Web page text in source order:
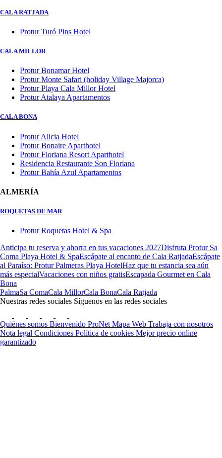
CALA RATJADA
Protur Turó Pins Hotel
CALA MILLOR
Protur Bonamar Hotel
Protur Monte Safari (holiday Village Majorca)
Protur Playa Cala Millor Hotel
Protur Atalaya Apartamentos
CALA BONA
Protur Alicia Hotel
Protur Bonaire Aparthotel
Protur Floriana Resort Aparthotel
Residencia Restaurante Son Floriana
Protur Bahía Azul Apartamentos
ALMERÍA
ROQUETAS DE MAR
Protur Roquetas Hotel & Spa
Anticipa tu reserva y ahorra en tus vacaciones 2027Disfruta Protur Sa
Coma Playa Hotel & SpaEscápate al encanto de Cala RatjadaEscápate
al Paraíso: Protur Palmeras Playa HotelHaz que tu estancia sea aún
más especialVacaciones con niños gratisEscapada Gourmet en Cala
Bona
PalmaSa ComaCala MillorCala BonaCala Ratjada
Nuestras redes sociales Síguenos en las redes sociales
Quiénes somos Bienvenido ProNet Mapa Web Trabaja con nosotros
Nota legal Condiciones Política de cookies Mejor precio online
garantizado